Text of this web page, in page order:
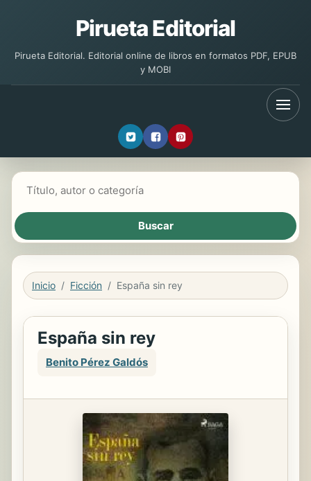
Pirueta Editorial
Pirueta Editorial. Editorial online de libros en formatos PDF, EPUB
y MOBI
Inicio Ficción España sin rey
España sin rey
Benito Pérez Galdós